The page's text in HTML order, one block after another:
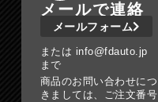
メールで連絡
メールフォーム
または info@fdauto.jp
まで
商品のお問い合わせにつ
きましては、ご注文番号